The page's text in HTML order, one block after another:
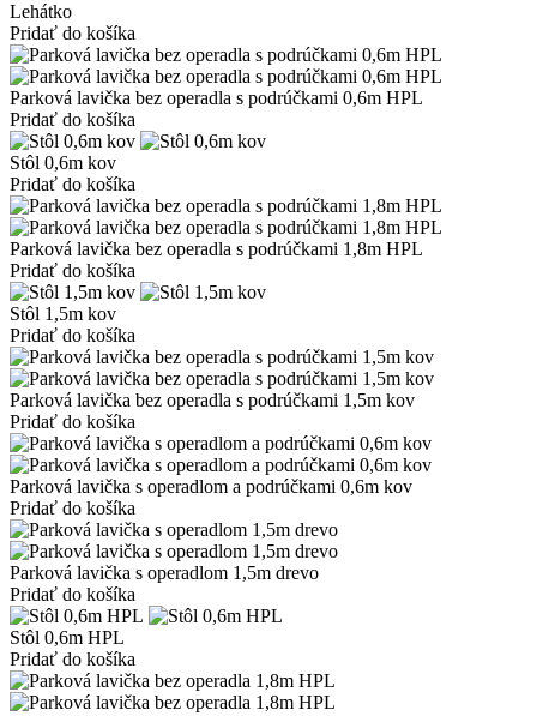
Lehátko
Pridať do košíka
Parková lavička bez operadla s podrúčkami 0,6m HPL
Pridať do košíka
Stôl 0,6m kov
Pridať do košíka
Parková lavička bez operadla s podrúčkami 1,8m HPL
Pridať do košíka
Stôl 1,5m kov
Pridať do košíka
Parková lavička bez operadla s podrúčkami 1,5m kov
Pridať do košíka
Parková lavička s operadlom a podrúčkami 0,6m kov
Pridať do košíka
Parková lavička s operadlom 1,5m drevo
Pridať do košíka
Stôl 0,6m HPL
Pridať do košíka